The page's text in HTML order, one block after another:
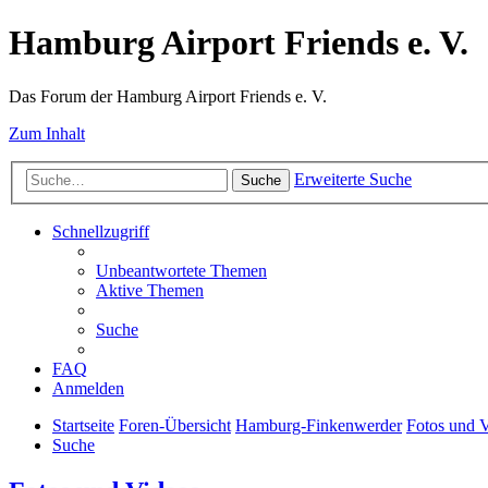
Hamburg Airport Friends e. V.
Das Forum der Hamburg Airport Friends e. V.
Zum Inhalt
Suche Erweiterte Suche
Schnellzugriff
Unbeantwortete Themen
Aktive Themen
Suche
FAQ
Anmelden
Startseite Foren-Übersicht Hamburg-Finkenwerder Fotos und
Suche